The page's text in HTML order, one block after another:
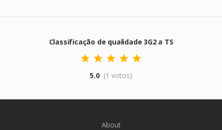
Classificação de qualidade 3G2 a TS
5.0 (1 votos)
About